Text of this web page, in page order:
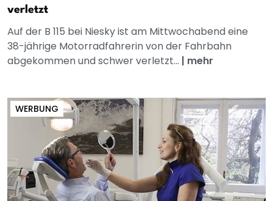
verletzt
Auf der B 115 bei Niesky ist am Mittwochabend eine
38-jährige Motorradfahrerin von der Fahrbahn
abgekommen und schwer verletzt... | mehr
WERBUNG